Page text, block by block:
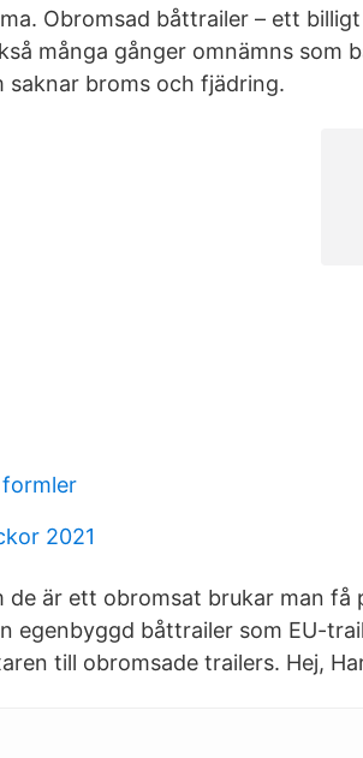
Obromsad båttrailer – ett
många gånger omnämns som
saknar broms och fjädring.
formler
2021
är ett obromsat brukar man få
egenbyggd båttrailer som EU-
till obromsade trailers. Hej,